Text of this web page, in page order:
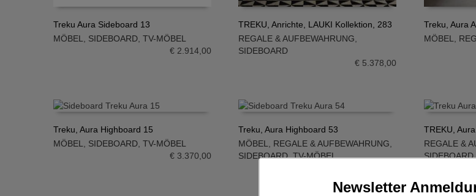
IN DEN WARENKORB
Treku Aura Sideboard 13
MÖBEL
SIDEBOARD TV-MÖBEL
€2.914,00
IN DEN WARENKORB
TREKU, Anrichte, LAUKI Kollektion, 283
REGALE & AUFBEWAHRUNG
SIDEBOARD
€ 5.378,00
IN DEN
Treku, Aura
MÖBEL
IN DEN WARENKORB
Treku, Aura Highboard 15
MÖBEL
SIDEBOARD TV-MÖBEL
€3.370,00
IN DEN WARENKORB
Treku, Aura Highboard 53
MÖBEL
REGALE & AUFBEWAHRUNG
SIDEBOARD,TV-MÖBEL
IN DEN
TREKU,
REGALE &
SIDEBOARD
Newsletter